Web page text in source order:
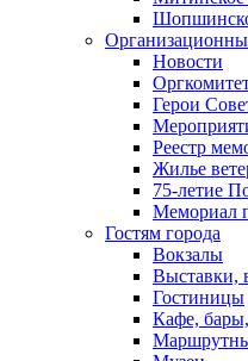
Новости
Герои
Реестр
Жилье
75-летие
Мемориал
Гостям города
Вокзалы
Выставки,
Гостиницы
Кафе,